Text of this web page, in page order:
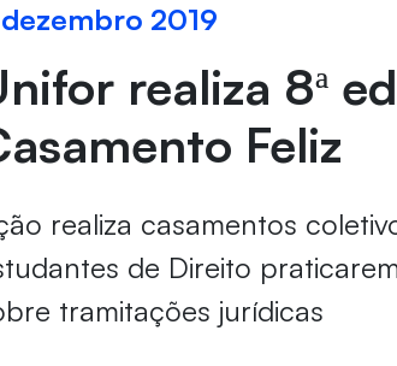
2019
realiza 8ª
Feliz
realiza casamentos
de Direito
tramitações jurídicas